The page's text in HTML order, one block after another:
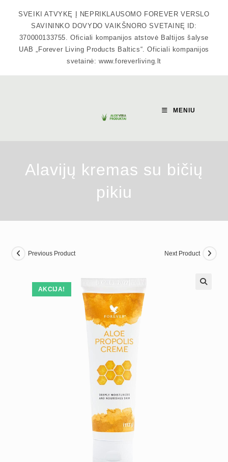
SVEIKI ATVYKĘ Į NEPRIKLAUSOMO FOREVER VERSLO
SAVININKO DOVYDO VAIKŠNORO SVETAINĘ ID:
370000133755. Oficiali kompanijos atstovė Baltijos šalyse
UAB „Forever Living Products Baltics“. Oficiali kompanijos
svetainė: www.foreverliving.lt
MENIU
Alavijų kremas su bičių
pikiu
AKCIJA!
Previous Product Next Product